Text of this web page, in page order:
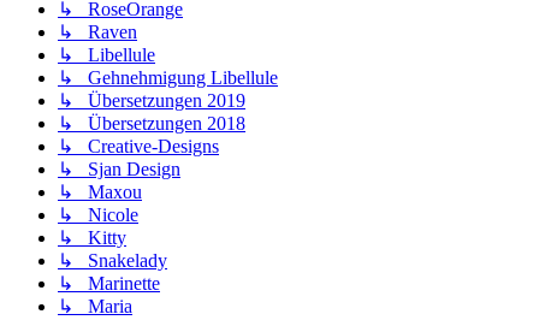
↳ RoseOrange
↳ Raven
↳ Libellule
↳ Gehnehmigung Libellule
↳ Übersetzungen 2019
↳ Übersetzungen 2018
↳ Creative-Designs
↳ Sjan Design
↳ Maxou
↳ Nicole
↳ Kitty
↳ Snakelady
↳ Marinette
↳ Maria